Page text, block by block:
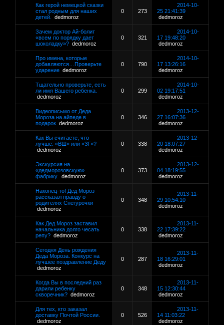
Как герой немецкой сказки
стал родным для наших
детей.
dedmoroz
0 273
2014-10-
25 21:41:39
dedmoroz
Зачем доктор Ай-болит
«всем по порядку дает
шоколадку»? dedmoroz
0 321
2014-10-
17 19:48:20
dedmoroz
Про имена, которые
добавляются…Проверьте
ударение dedmoroz
0 790
2014-10-
17 13:26:16
dedmoroz
Тщательно проверьте, есть
ли имя Вашего ребенка.
dedmoroz
0 299
2014-10-
02 19:17:51
dedmoroz
Видеописьмо от Деда
Мороза на айпеде в
подарок dedmoroz
0 346
2013-12-
27 16:07:36
dedmoroz
Как Вы считаете, что
лучше: «ВШ» или «ЗГ»?
dedmoroz
0 338
2013-12-
20 18:07:27
dedmoroz
Экскурсия на
«дедморозовскую»
фабрику.
dedmoroz
0 373
2013-12-
04 18:19:55
dedmoroz
Наконец-то! Дед Мороз
рассказал правду о
родителях Снегурочки
dedmoroz
0 348
2013-11-
29 10:54:10
dedmoroz
Как Дед Мороз заставил
начальника долго чесать
репу? dedmoroz
0 338
2013-11-
22 17:39:22
dedmoroz
Сегодня День рождения
Деда Мороза. Конкурс на
лучшее поздравление Деду
dedmoroz
0 287
2013-11-
18 16:29:01
dedmoroz
Когда Вы в последний раз
дарили ребенку
скворечник? dedmoroz
0 348
2013-11-
15 12:30:44
dedmoroz
Для тех, кто заказал
доставку Почтой России.
dedmoroz
0 526
2013-11-
14 11:03:22
dedmoroz